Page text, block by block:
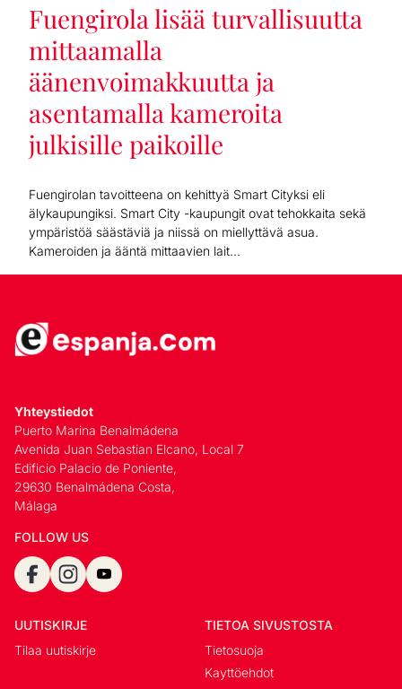
Fuengirola lisää turvallisuutta
mittaamalla
äänenvoimakkuutta ja
asentamalla kameroita
julkisille paikoille
Fuengirolan tavoitteena on kehittyä Smart Cityksi eli
älykaupungiksi. Smart City -kaupungit ovat tehokkaita sekä
ympäristöä säästäviä ja niissä on miellyttävä asua.
Kameroiden ja ääntä mittaavien lait...
Yhteystiedot
Puerto Marina Benalmádena
Avenida Juan Sebastian Elcano, Local 7
Edificio Palacio de Poniente,
29630 Benalmádena Costa,
Málaga
FOLLOW US
UUTISKIRJE
Tilaa uutiskirje
TIETOA SIVUSTOSTA
Tietosuoja
Kayttöehdot